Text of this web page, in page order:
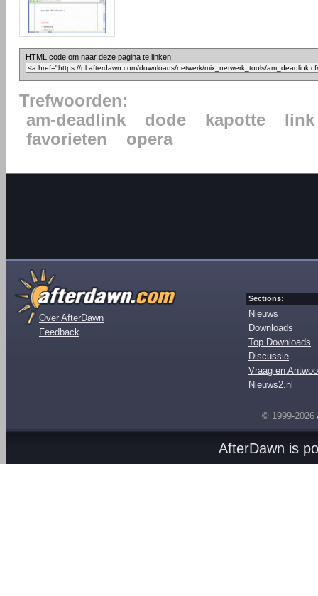
HTML code om naar deze pagina te linken:
Trefwoorden:
am-deadlink
dode kapotte
link
favorieten
opera
Over AfterDawn
Feedback
Sections:
Nieuws
Downloads
Top Downloads
Discussie
Vraag en
Nieuws2.nl
© 1999-2026
AfterDawn is